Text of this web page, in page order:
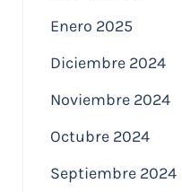
Enero 2025
Diciembre 2024
Noviembre 2024
Octubre 2024
Septiembre 2024